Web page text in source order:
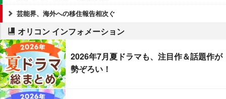
芸能界、海外への移住報告相次ぐ
オリコン インフォメーション
2026年7月夏ドラマも、注目作＆話題作が
勢ぞろい！